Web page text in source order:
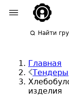
Найти
Главная
Тендеры
изделия